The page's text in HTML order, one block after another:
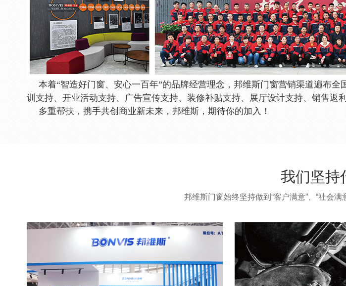
本着“智造好门窗、安心一百年”的品牌经营理念 ， 邦维斯门窗营销渠道遍布全
训支持、开业活动支持、广告宣传支持、装修补贴支持、展厅设计支持、销售返
多重帮扶，携手共创商业新未来，邦维斯，期待你的加入！
我们坚持
邦维斯门窗始终坚持做到“客户满意”、“社会满